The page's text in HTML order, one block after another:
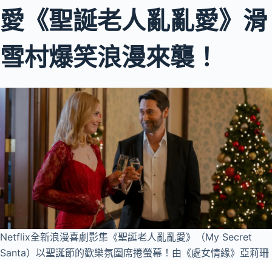
愛《聖誕老人亂亂愛》滑
雪村爆笑浪漫來襲！
Netflix全新浪漫喜劇影集《聖誕老人亂亂愛》（My Secret
Santa）以聖誕節的歡樂氛圍席捲螢幕！由《處女情緣》亞莉珊